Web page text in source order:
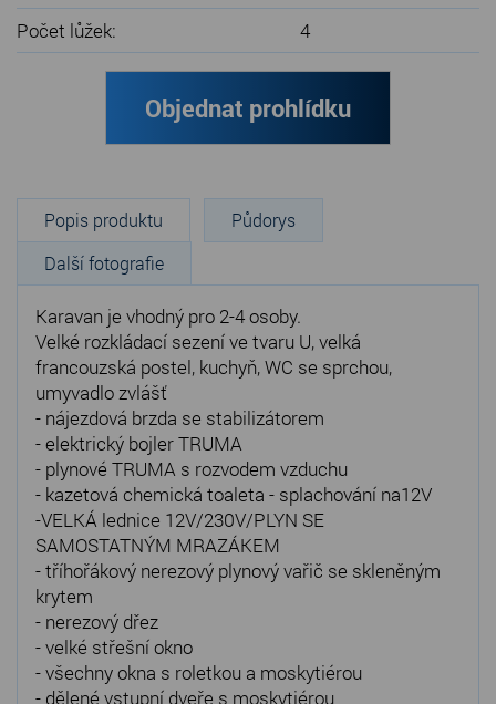
Počet lůžek:
4
Objednat prohlídku
Popis produktu
Půdorys
Další fotografie
Karavan je vhodný pro 2-4 osoby.
Velké rozkládací sezení ve tvaru U, velká
francouzská postel, kuchyň, WC se sprchou,
umyvadlo zvlášť
- nájezdová brzda se stabilizátorem
- elektrický bojler TRUMA
- plynové TRUMA s rozvodem vzduchu
- kazetová chemická toaleta - splachování na12V
-VELKÁ lednice 12V/230V/PLYN SE
SAMOSTATNÝM MRAZÁKEM
- tříhořákový nerezový plynový vařič se skleněným
krytem
- nerezový dřez
- velké střešní okno
- všechny okna s roletkou a moskytiérou
- dělené vstupní dveře s moskytiérou